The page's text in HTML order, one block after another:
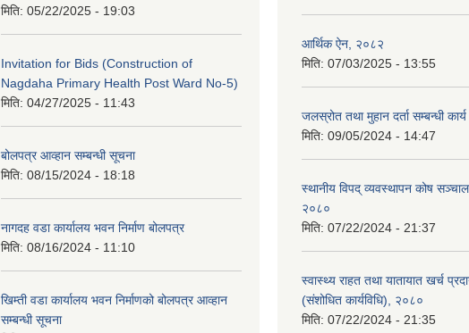
मिति: 05/22/2025 - 19:03
Invitation for Bids (Construction of
Nagdaha Primary Health Post Ward No-5)
मिति: 04/27/2025 - 11:43
बोलपत्र आव्हान सम्बन्धी सूचना
मिति: 08/15/2024 - 18:18
नागदह वडा कार्यालय भवन निर्माण बोलपत्र
मिति: 08/16/2024 - 11:10
खिम्ती वडा कार्यालय भवन निर्माणको बोलपत्र आव्हान
सम्बन्धी सूचना
आर्थिक ऐन, २०८२
मिति: 07/03/2025 - 13:55
जलस्रोत तथा मुहान दर्ता सम्बन्धी
मिति: 09/05/2024 - 14:47
स्थानीय विपद् व्यवस्थापन कोष
२०८०
मिति: 07/22/2024 - 21:37
स्वास्थ्य राहत तथा यातायात खर्च
(संशोधित कार्यविधि), २०८०
मिति: 07/22/2024 - 21:35